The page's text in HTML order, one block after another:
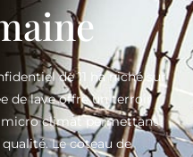
de 11 ha niché sur
de lave offre un terroir
micro climat permettant
Le coteau de